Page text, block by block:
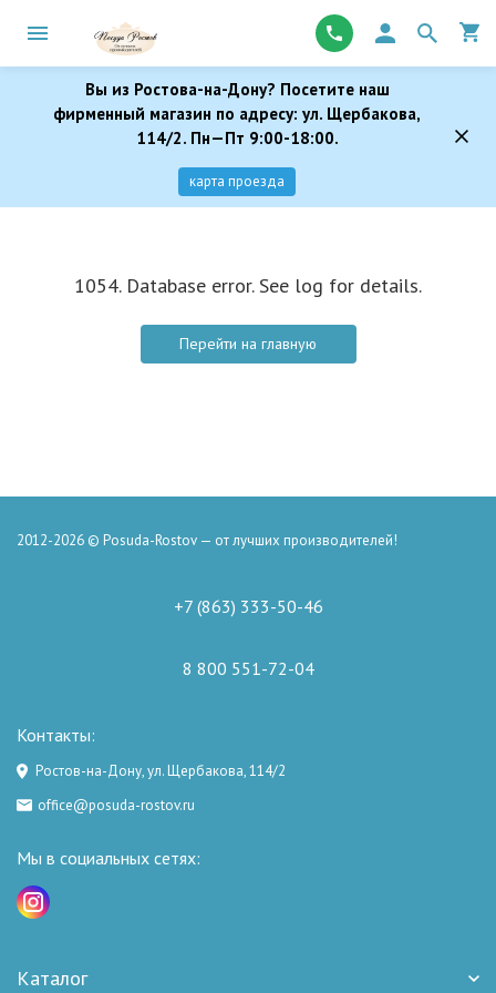
Вы из Ростова-на-Дону? Посетите наш
фирменный магазин по адресу: ул. Щербакова,
114/2. Пн—Пт 9:00-18:00.
карта проезда
1054. Database error. See log for details.
Перейти на главную
2012-2026 © Posuda-Rostov — от лучших производителей!
+7 (863) 333-50-46
8 800 551-72-04
Контакты:
Ростов-на-Дону, ул. Щербакова, 114/2
office@posuda-rostov.ru
Мы в социальных сетях:
Каталог